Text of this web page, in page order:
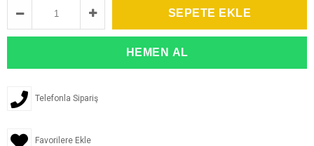
Telefonla Sipariş
Favorilere Ekle